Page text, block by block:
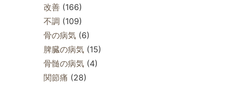
改善 (166)
不調 (109)
骨の病気 (6)
脾臓の病気 (15)
骨髄の病気 (4)
関節痛 (28)